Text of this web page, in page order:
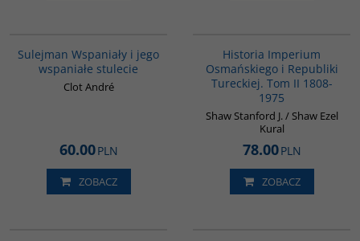
Sulejman Wspaniały i jego
wspaniałe stulecie
Clot André
60.00PLN
ZOBACZ
Historia Imperium
Osmańskiego i Republiki
Tureckiej. Tom II 1808-
1975
Shaw Stanford J. / Shaw Ezel
Kural
78.00PLN
ZOBACZ